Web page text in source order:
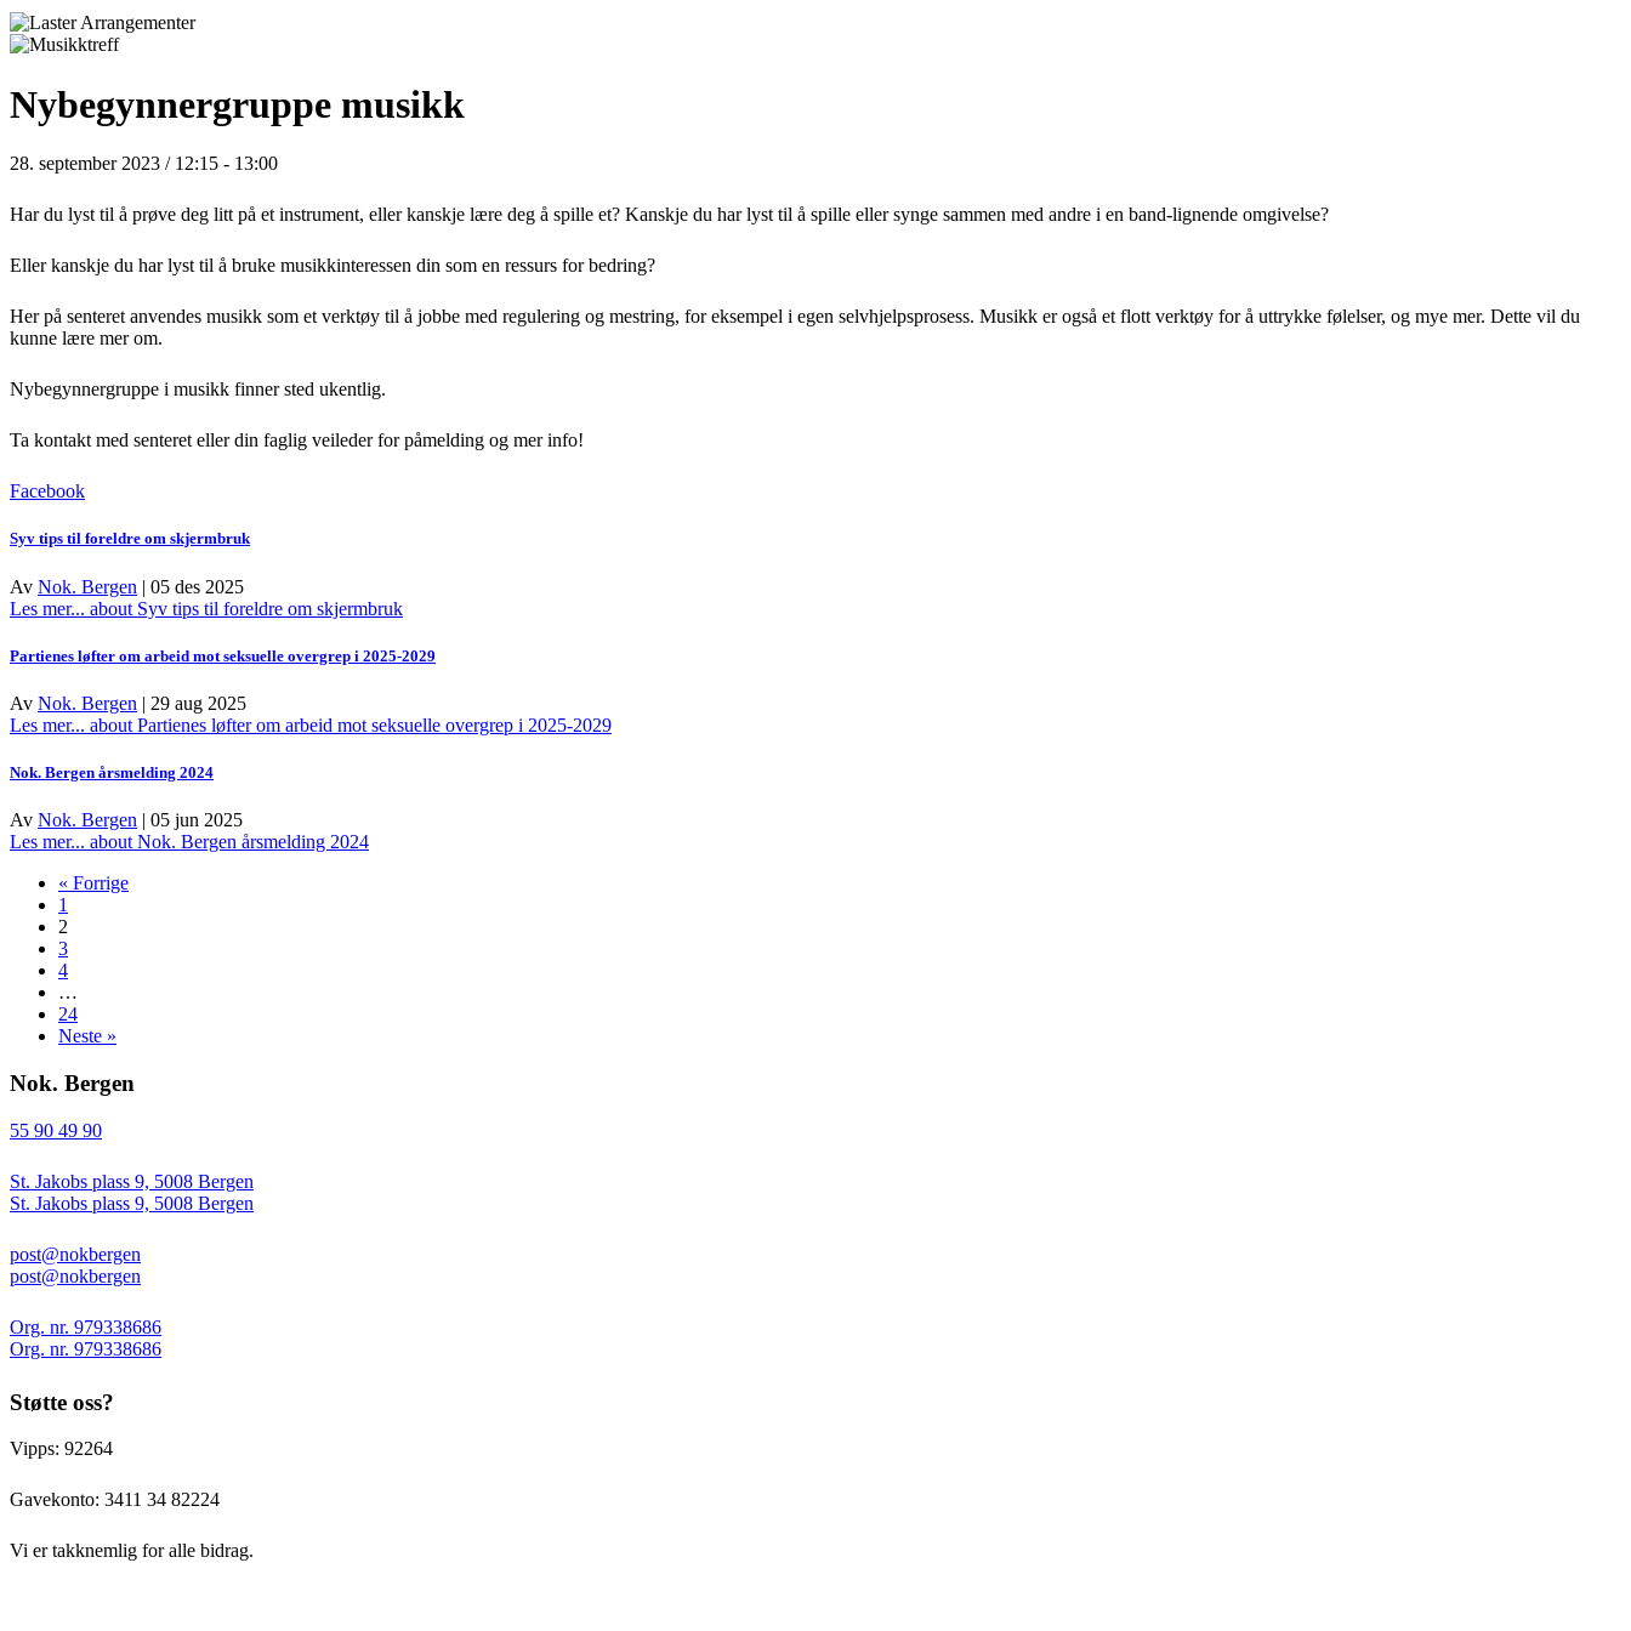
Nybegynnergruppe musikk
28. september 2023 / 12:15 - 13:00
Har du lyst til å prøve deg litt på et instrument, eller kanskje lære deg å spille et? Kanskje du har lyst til å spille eller synge sammen med andre i en band-lignende omgivelse?
Eller kanskje du har lyst til å bruke musikkinteressen din som en ressurs for bedring?
Her på senteret anvendes musikk som et verktøy til å jobbe med regulering og mestring, for eksempel i egen selvhjelpsprosess. Musikk er også et flott verktøy for å uttrykke følelser, og mye mer. Dette vil du
kunne lære mer om.
Nybegynnergruppe i musikk finner sted ukentlig.
Ta kontakt med senteret eller din faglig veileder for påmelding og mer info!
Facebook
Syv tips til foreldre om skjermbruk
Av Nok. Bergen | 05 des 2025
Les mer... about Syv tips til foreldre om skjermbruk
Partienes løfter om arbeid mot seksuelle overgrep i 2025-2029
Av Nok. Bergen | 29 aug 2025
Les mer... about Partienes løfter om arbeid mot seksuelle overgrep i 2025-2029
Nok. Bergen årsmelding 2024
Av Nok. Bergen | 05 jun 2025
Les mer... about Nok. Bergen årsmelding 2024
« Forrige
1
2
3
4
…
24
Neste »
Nok. Bergen
55 90 49 90
St. Jakobs plass 9, 5008 Bergen
St. Jakobs plass 9, 5008 Bergen
post@nokbergen
post@nokbergen
Org. nr. 979338686
Org. nr. 979338686
Støtte oss?
Vipps: 92264
Gavekonto: 3411 34 82224
Vi er takknemlig for alle bidrag.